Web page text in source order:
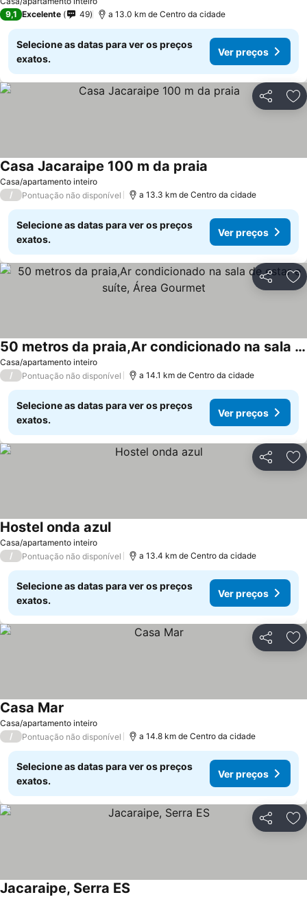
9,1 Excelente 49 a 13.0 km de Centro da cidade
Selecione as datas para ver os preços
exatos.
Ver preços
Partilhar
Casa/apartamento inteiro
Casa Jacaraipe 100 m da praia
/ Pontuação não disponível a 13.3 km de Centro da cidade
Selecione as datas para ver os preços
exatos.
Ver preços
Partilhar
Casa/apartamento inteiro
50 metros da praia,Ar condicionado na sala de estar e suíte, Área Gourmet
/ Pontuação não disponível a 14.1 km de Centro da cidade
Selecione as datas para ver os preços
exatos.
Ver preços
Partilhar
Casa/apartamento inteiro
Hostel onda azul
/ Pontuação não disponível a 13.4 km de Centro da cidade
Selecione as datas para ver os preços
exatos.
Ver preços
Partilhar
Casa/apartamento inteiro
Casa Mar
/ Pontuação não disponível a 14.8 km de Centro da cidade
Selecione as datas para ver os preços
exatos.
Ver preços
Partilhar
Jacaraipe, Serra ES